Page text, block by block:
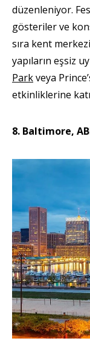
düzenleniyor.
gösteriler ve
sıra kent
yapıların eşsiz
Parkveya
etkinliklerine
8. Baltimore,